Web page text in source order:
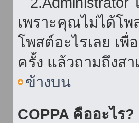
เพราะคุณไม่ได้โพ
โพสต์อะไรเลย เ
ครั้ง แล้วถามถึงสา
ข้างบน
COPPA คืออะไร?